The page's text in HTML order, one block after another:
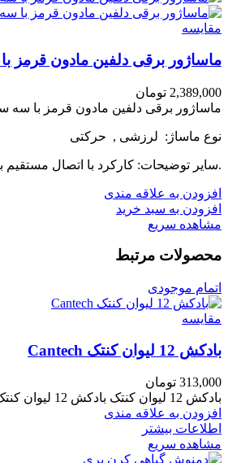
مقایسه
ماساژور برقی دلفین مادون
2,389,000 تومان
ماساژور برقی دلفین مادون قرمز با
نوع ماساژ: لرزشی , حرکتی
.سایر توضیحات: کارکرد با اتصال مستقیم
افزودن به علاقه مندی
افزودن به سبد خرید
مشاهده سریع
محصولات مرتبط
اتمام موجودی
مقایسه
بادکش 12 لیوان کنتک Cantech
313,000 تومان
بادکش 12 لیوان کنتک بادکش 12 لیوان کنتک دارای 12 لیوان نشکن در 6 سایز مختلف و استاندارد است که
افزودن به علاقه مندی
اطلاعات بیشتر
مشاهده سریع